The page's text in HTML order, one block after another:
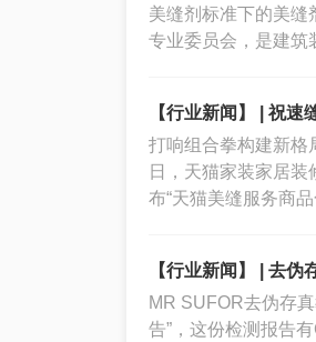
美缝剂标准下的美缝
专业委员会，是建
【行业新闻】 | 祝
打响组合拳构建新
日，天猫家装家居
布“天猫美缝服务商
【行业新闻】 | 去
MR SUFOR去伪存
告”，这份检测报告